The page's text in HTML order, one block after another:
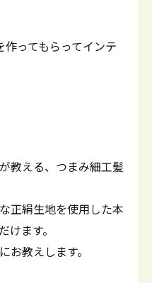
ってもらってインテ
教える、つまみ細工髪
正絹生地を使用した本
ます。
お教えします。